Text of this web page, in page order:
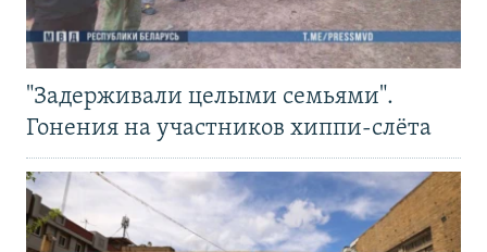
"Задерживали целыми семьями".
Гонения на участников хиппи-слёта